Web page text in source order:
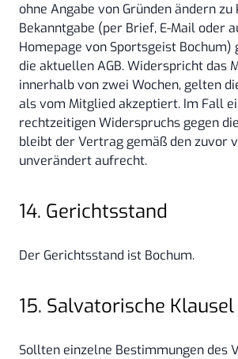
ohne Angabe von Gründen ändern zu
Bekanntgabe (per Brief, E-Mail oder
Homepage von Sportsgeist
die aktuellen AGB. Widerspricht das
innerhalb von zwei Wochen, gelten
als vom Mitglied akzeptiert. Im Fall
rechtzeitigen Widerspruchs gegen
bleibt der Vertrag gemäß den zuvor
unverändert aufrecht.
14. Gerichtsstand
Der Gerichtsstand ist Bochum.
15. Salvatorische Klausel
Sollten einzelne Bestimmungen des